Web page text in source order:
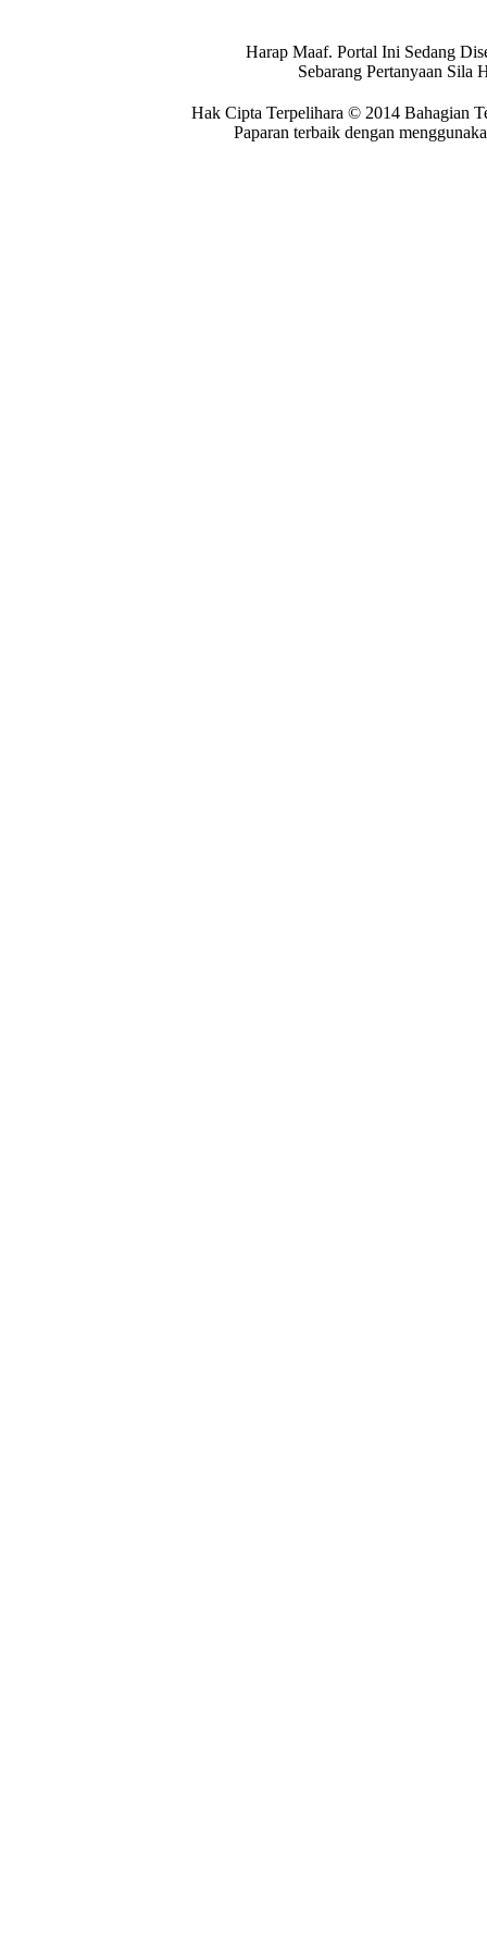
Harap Maaf. Portal Ini Sedang
Sebarang Pertanyaan Sila
Hak Cipta Terpelihara © 2014 Bahagian
Paparan terbaik dengan